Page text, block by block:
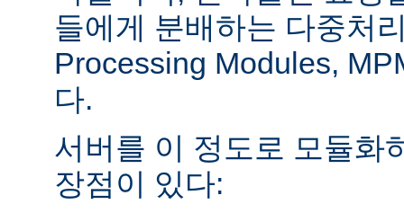
들에게 분배하는 다중처
Processing Modules,
다.
서버를 이 정도로 모듈화
장점이 있다: